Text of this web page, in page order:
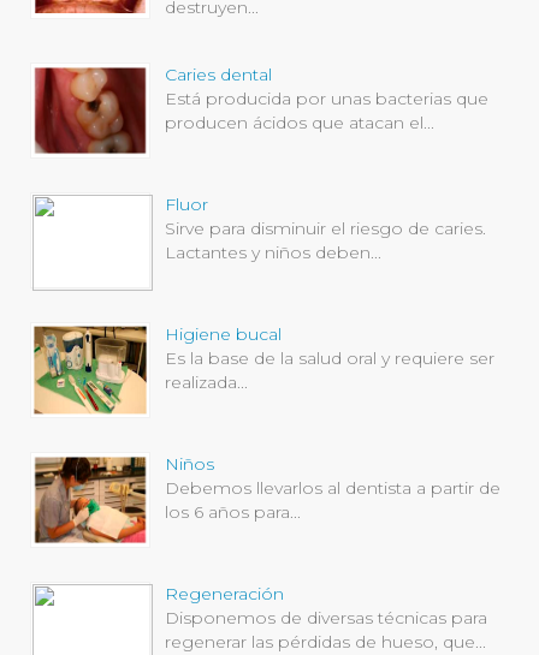
destruyen...
Caries dental
Está producida por unas bacterias que
producen ácidos que atacan el...
Fluor
Sirve para disminuir el riesgo de caries.
Lactantes y niños deben...
Higiene bucal
Es la base de la salud oral y requiere ser
realizada...
Niños
Debemos llevarlos al dentista a partir de
los 6 años para...
Regeneración
Disponemos de diversas técnicas para
regenerar las pérdidas de hueso, que...